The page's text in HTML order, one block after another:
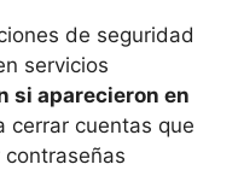
de seguridad
servicios
si aparecieron en
cerrar cuentas que